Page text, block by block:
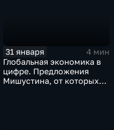
31 января
4 мин
Глобальная экономика в
цифре. Предложения
Мишустина, от которых